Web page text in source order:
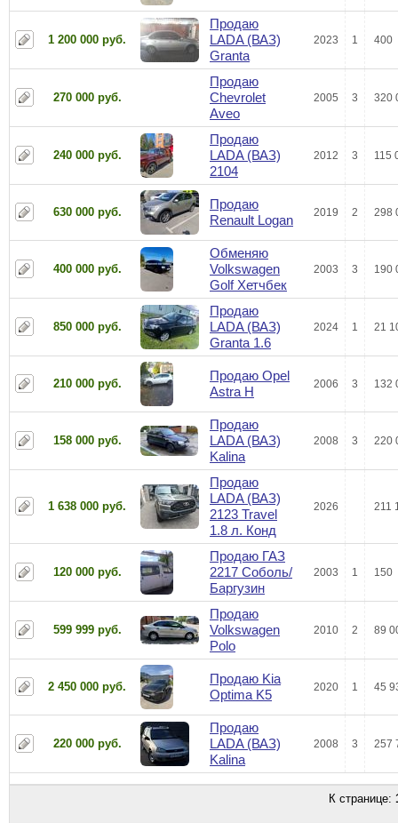
1 200 000 руб.
Продаю
LADA (ВАЗ)
Granta
2023 1 400
270 000 руб.
Продаю
Chevrolet
Aveo
2005 3 320
240 000 руб.
Продаю
LADA (ВАЗ)
2104
2012 3 115
630 000 руб.
Продаю
Renault Logan
2019 2 298
400 000 руб.
Обменяю
Volkswagen
Golf Хетчбек
2003 3 190
850 000 руб.
Продаю
LADA (ВАЗ)
Granta 1.6
2024 1 21
210 000 руб.
Продаю Opel
Astra Н
2006 3 132
158 000 руб.
Продаю
LADA (ВАЗ)
Kalina
2008 3 220
1 638 000 руб.
Продаю
LADA (ВАЗ)
2123 Travel
1.8 л. Конд
2026 211
120 000 руб.
Продаю ГАЗ
2217 Соболь/
Баргузин
2003 1 150
599 999 руб.
Продаю
Volkswagen
Polo
2010 2 89
2 450 000 руб.
Продаю Kia
Optima K5
2020 1 45
220 000 руб.
Продаю
LADA (ВАЗ)
Kalina
2008 3 257
К странице: